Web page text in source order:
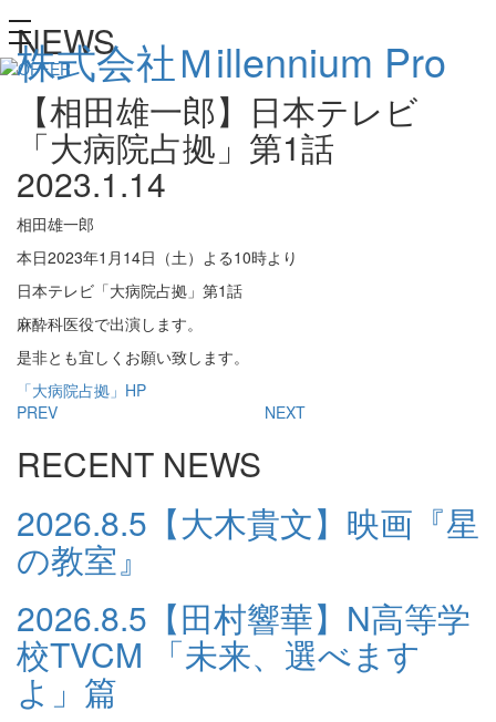
株式会社Ｍillennium Pro
toggle
navigation
NEWS
【相田雄一郎】日本テレビ
「大病院占拠」第1話
2023.1.14
相田雄一郎
本日2023年1月14日（土）よる10時より
日本テレビ「大病院占拠」第1話
麻酔科医役で出演します。
是非とも宜しくお願い致します。
「大病院占拠」HP
PREV
NEXT
RECENT NEWS
2026.8.5 【大木貴文】映画『星
の教室』
2026.8.5 【田村響華】N高等学
校TVCM 「未来、選べます
よ」篇